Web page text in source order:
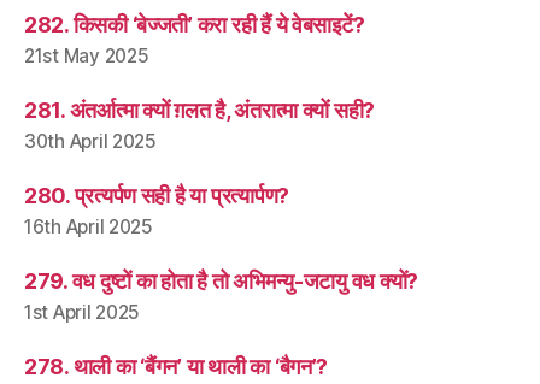
282. किसकी ‘बेज्जती’ करा रही हैं ये वेबसाइटें?
21st May 2025
281. अंतर्आत्मा क्यों ग़लत है, अंतरात्मा क्यों सही?
30th April 2025
280. प्रत्यर्पण सही है या प्रत्यार्पण?
16th April 2025
279. वध दुष्टों का होता है तो अभिमन्यु-जटायु वध क्यों?
1st April 2025
278. थाली का ‘बैंगन’ या थाली का ‘बैगन’?